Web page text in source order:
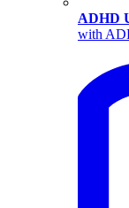
ADHD
with